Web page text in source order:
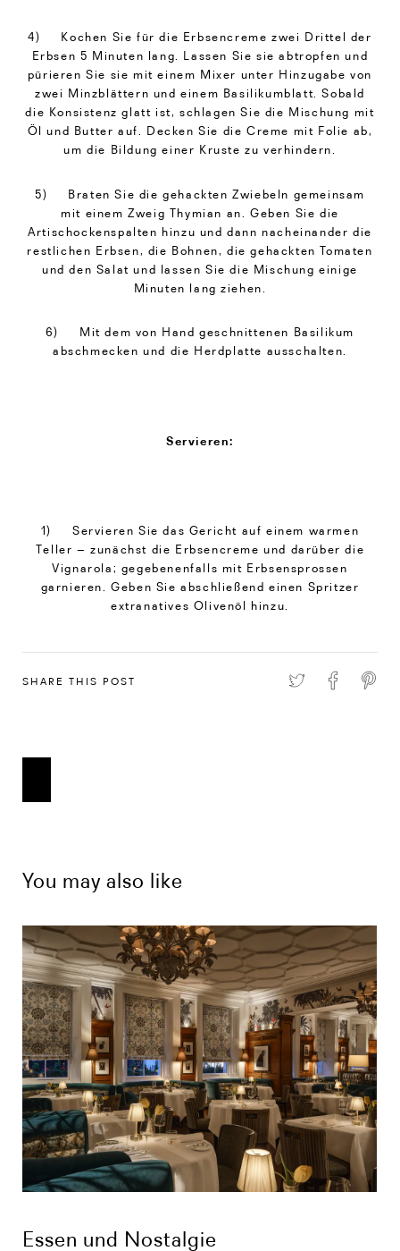
4) Kochen Sie für die Erbsencreme zwei Drittel der
Erbsen 5 Minuten lang. Lassen Sie sie abtropfen und
pürieren Sie sie mit einem Mixer unter Hinzugabe von
zwei Minzblättern und einem Basilikumblatt. Sobald
die Konsistenz glatt ist, schlagen Sie die Mischung mit
Öl und Butter auf. Decken Sie die Creme mit Folie ab,
um die Bildung einer Kruste zu verhindern.
5) Braten Sie die gehackten Zwiebeln gemeinsam
mit einem Zweig Thymian an. Geben Sie die
Artischockenspalten hinzu und dann nacheinander die
restlichen Erbsen, die Bohnen, die gehackten Tomaten
und den Salat und lassen Sie die Mischung einige
Minuten lang ziehen.
6) Mit dem von Hand geschnittenen Basilikum
abschmecken und die Herdplatte ausschalten.
Servieren:
1) Servieren Sie das Gericht auf einem warmen
Teller – zunächst die Erbsencreme und darüber die
Vignarola; gegebenenfalls mit Erbsensprossen
garnieren. Geben Sie abschließend einen Spritzer
extranatives Olivenöl hinzu.
SHARE THIS POST
You may also like
Essen und Nostalgie